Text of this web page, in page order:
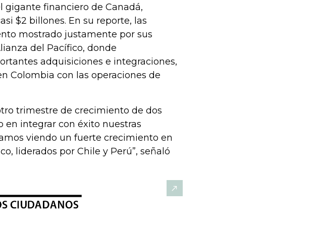
gigante financiero de Canadá,
$2 billones. En su reporte, las
mostrado justamente por sus
del Pacífico, donde
adquisiciones e integraciones,
Colombia con las operaciones de
trimestre de crecimiento de dos
en integrar con éxito nuestras
viendo un fuerte crecimiento en
liderados por Chile y Perú”, señaló